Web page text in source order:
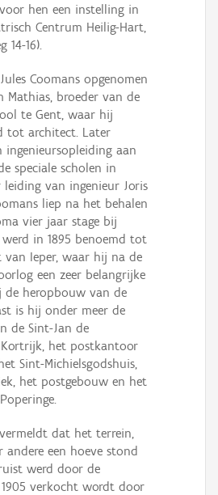
hen een instelling in
Centrum Heilig-Hart,
14-16).
Coomans opgenomen
Mathias, broeder van de
te Gent, waar hij
tot architect. Later
ingenieursopleiding aan
speciale scholen in
leiding van ingenieur Joris
liep na het behalen
vier jaar stage bij
in 1895 benoemd tot
van Ieper, waar hij na de
een zeer belangrijke
de heropbouw van de
is hij onder meer de
de Sint-Jan de
het postkantoor
Sint-Michielsgodshuis,
het postgebouw en het
dat het terrein,
andere een hoeve stond
werd door de
verkocht wordt door